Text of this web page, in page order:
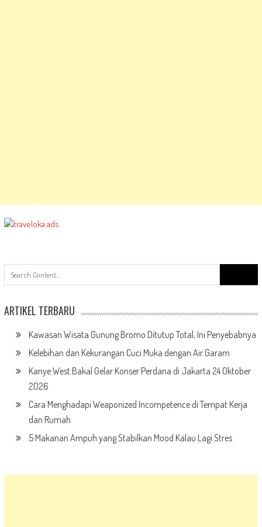
for:
ARTIKEL TERBARU
Kawasan Wisata Gunung Bromo Ditutup Total, Ini Penyebabnya
Kelebihan dan Kekurangan Cuci Muka dengan Air Garam
Kanye West Bakal Gelar Konser Perdana di Jakarta 24 Oktober
2026
Cara Menghadapi Weaponized Incompetence di Tempat Kerja
dan Rumah
5 Makanan Ampuh yang Stabilkan Mood Kalau Lagi Stres